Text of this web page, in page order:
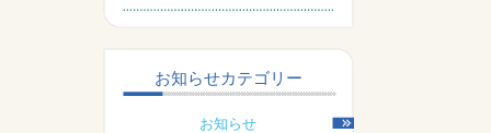
お知らせカテゴリー
お知らせ